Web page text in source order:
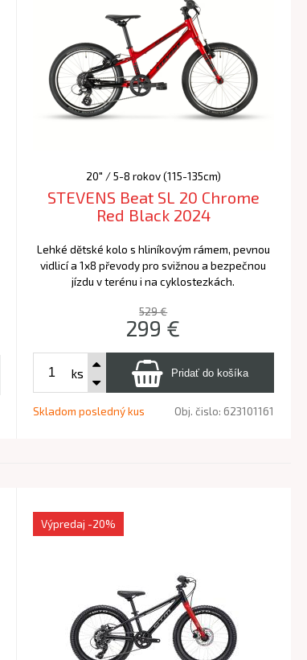
20" / 5-8 rokov (115-135cm)
STEVENS Beat SL 20 Chrome
Red Black 2024
Lehké dětské kolo s hliníkovým rámem, pevnou
vidlicí a 1x8 převody pro svižnou a bezpečnou
jízdu v terénu i na cyklostezkách.
529 €
299 €
ks
Skladom posledný kus Obj. čislo: 623101161
Výpredaj -20%